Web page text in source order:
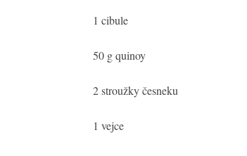
1 cibule
50 g quinoy
2 stroužky česneku
1 vejce